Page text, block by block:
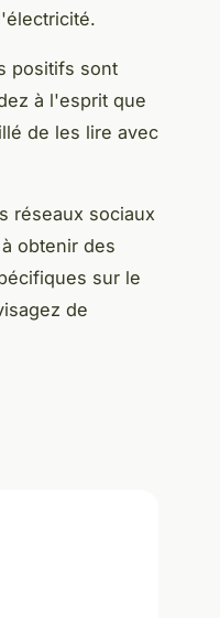
positifs sont
à l'esprit que
de les lire avec
réseaux sociaux
obtenir des
sur le
de